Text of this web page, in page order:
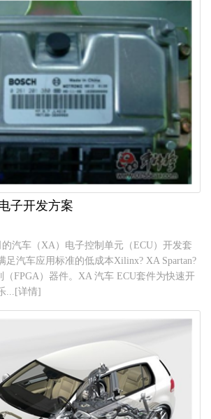
子开发方案
汽车（XA）电子控制单元（ECU）开发套
足汽车应用标准的低成本Xilinx? XA Spartan?
FPGA）器件。XA 汽车 ECU套件为快速开
...[详情]